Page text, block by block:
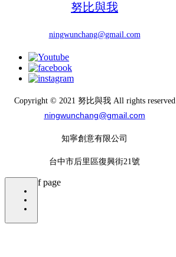
努比與我
ningwunchang@gmail.com
Copyright © 2021 努比與我 All rights reserved
ningwunchang@gmail.com
知寧創意有限公司
​台中市后里區復興街21號
bottom of page